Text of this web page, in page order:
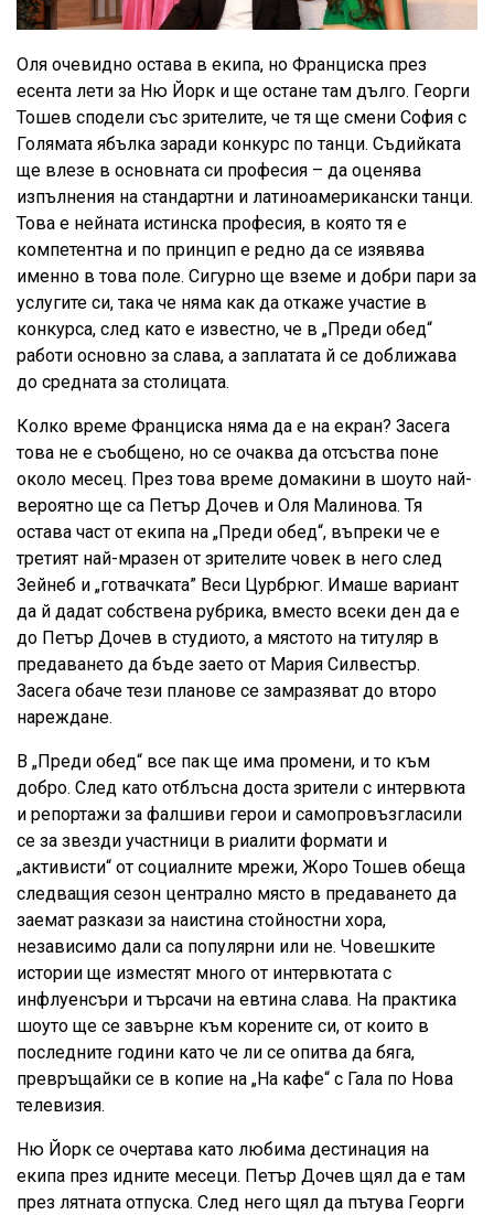
Оля очевидно остава в екипа, но Франциска през
есента лети за Ню Йорк и ще остане там дълго. Георги
Тошев сподели със зрителите, че тя ще смени София с
Голямата ябълка заради конкурс по танци. Съдийката
ще влезе в основната си професия – да оценява
изпълнения на стандартни и латиноамерикански танци.
Това е нейната истинска професия, в която тя е
компетентна и по принцип е редно да се изявява
именно в това поле. Сигурно ще вземе и добри пари за
услугите си, така че няма как да откаже участие в
конкурса, след като е известно, че в „Преди обед“
работи основно за слава, а заплатата й се доближава
до средната за столицата.
Колко време Франциска няма да е на екран? Засега
това не е съобщено, но се очаква да отсъства поне
около месец. През това време домакини в шоуто най-
вероятно ще са Петър Дочев и Оля Малинова. Тя
остава част от екипа на „Преди обед“, въпреки че е
третият най-мразен от зрителите човек в него след
Зейнеб и „готвачката” Веси Цурбрюг. Имаше вариант
да й дадат собствена рубрика, вместо всеки ден да е
до Петър Дочев в студиото, а мястото на титуляр в
предаването да бъде заето от Мария Силвестър.
Засега обаче тези планове се замразяват до второ
нареждане.
В „Преди обед“ все пак ще има промени, и то към
добро. След като отблъсна доста зрители с интервюта
и репортажи за фалшиви герои и самопровъзгласили
се за звезди участници в риалити формати и
„активисти“ от социалните мрежи, Жоро Тошев обеща
следващия сезон централно място в предаването да
заемат разкази за наистина стойностни хора,
независимо дали са популярни или не. Човешките
истории ще изместят много от интервютата с
инфлуенсъри и търсачи на евтина слава. На практика
шоуто ще се завърне към корените си, от които в
последните години като че ли се опитва да бяга,
превръщайки се в копие на „На кафе“ с Гала по Нова
телевизия.
Ню Йорк се очертава като любима дестинация на
екипа през идните месеци. Петър Дочев щял да е там
през лятната отпуска. След него щял да пътува Георги